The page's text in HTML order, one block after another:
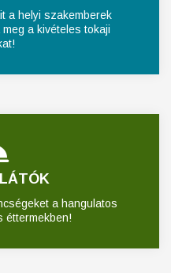
a helyi szakemberek
a kivételes tokaji
a hangulatos
éttermekben!